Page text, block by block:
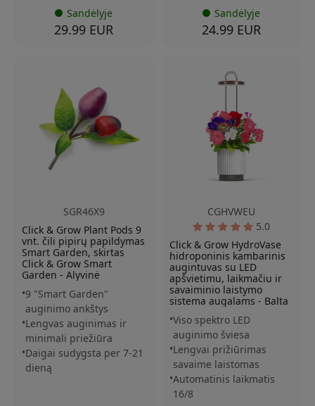
Sandėlyje
29.99 EUR
Sandėlyje
24.99 EUR
SGR46X9
Click & Grow Plant Pods 9
vnt. čili pipirų papildymas
Smart Garden, skirtas
Click & Grow Smart
Garden - Alyvinė
9 "Smart Garden"
auginimo ankštys
Lengvas auginimas ir
minimali priežiūra
Daigai sudygsta per 7-21
dieną
CGHVWEU
5.0
Click & Grow HydroVase
hidroponinis kambarinis
augintuvas su LED
apšvietimu, laikmačiu ir
savaiminio laistymo
sistema augalams - Balta
Viso spektro LED
auginimo šviesa
Lengvai prižiūrimas
savaime laistomas
Automatinis laikmatis
16/8